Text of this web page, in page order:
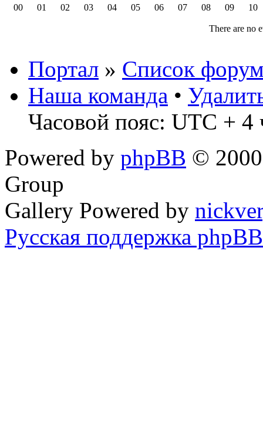
00 01 02 03 04 05 06 07 08 09 10
There are no
Портал » Список
Наша команда •
Часовой пояс: UTC + 4
Powered by phpBB ©
Group
Gallery Powered by
Русская поддержка phpBB